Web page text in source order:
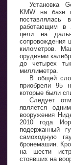
Установка
KMW на базе
поставлялась
работающим в
цели на
сопровождения
километров.
орудиями
до четырех
миллиметра.
В общей
приобрели 95
которые были
Следует
является
вооружения
2010 года
подержанный
самоходную
бронемашин.
на шести
стоявших на